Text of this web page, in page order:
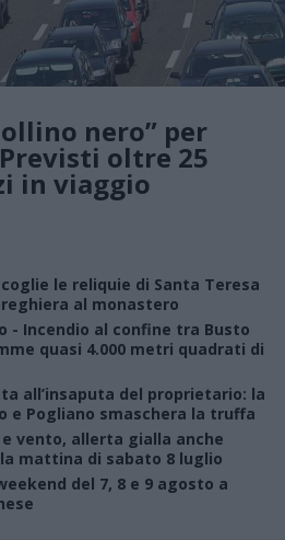
nero” per
oltre 25
in viaggio
le reliquie di Santa Teresa
al monastero
- Incendio al confine tra Busto
quasi 4.000 metri quadrati di
all’insaputa del proprietario: la
e Pogliano smaschera la truffa
vento, allerta gialla anche
mattina di sabato 8 luglio
del 7, 8 e 9 agosto a